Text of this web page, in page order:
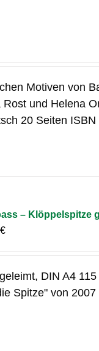
Motiven von
und Helena
20 Seiten
– Klöppelspitze
€
DIN A4
Spitze" von